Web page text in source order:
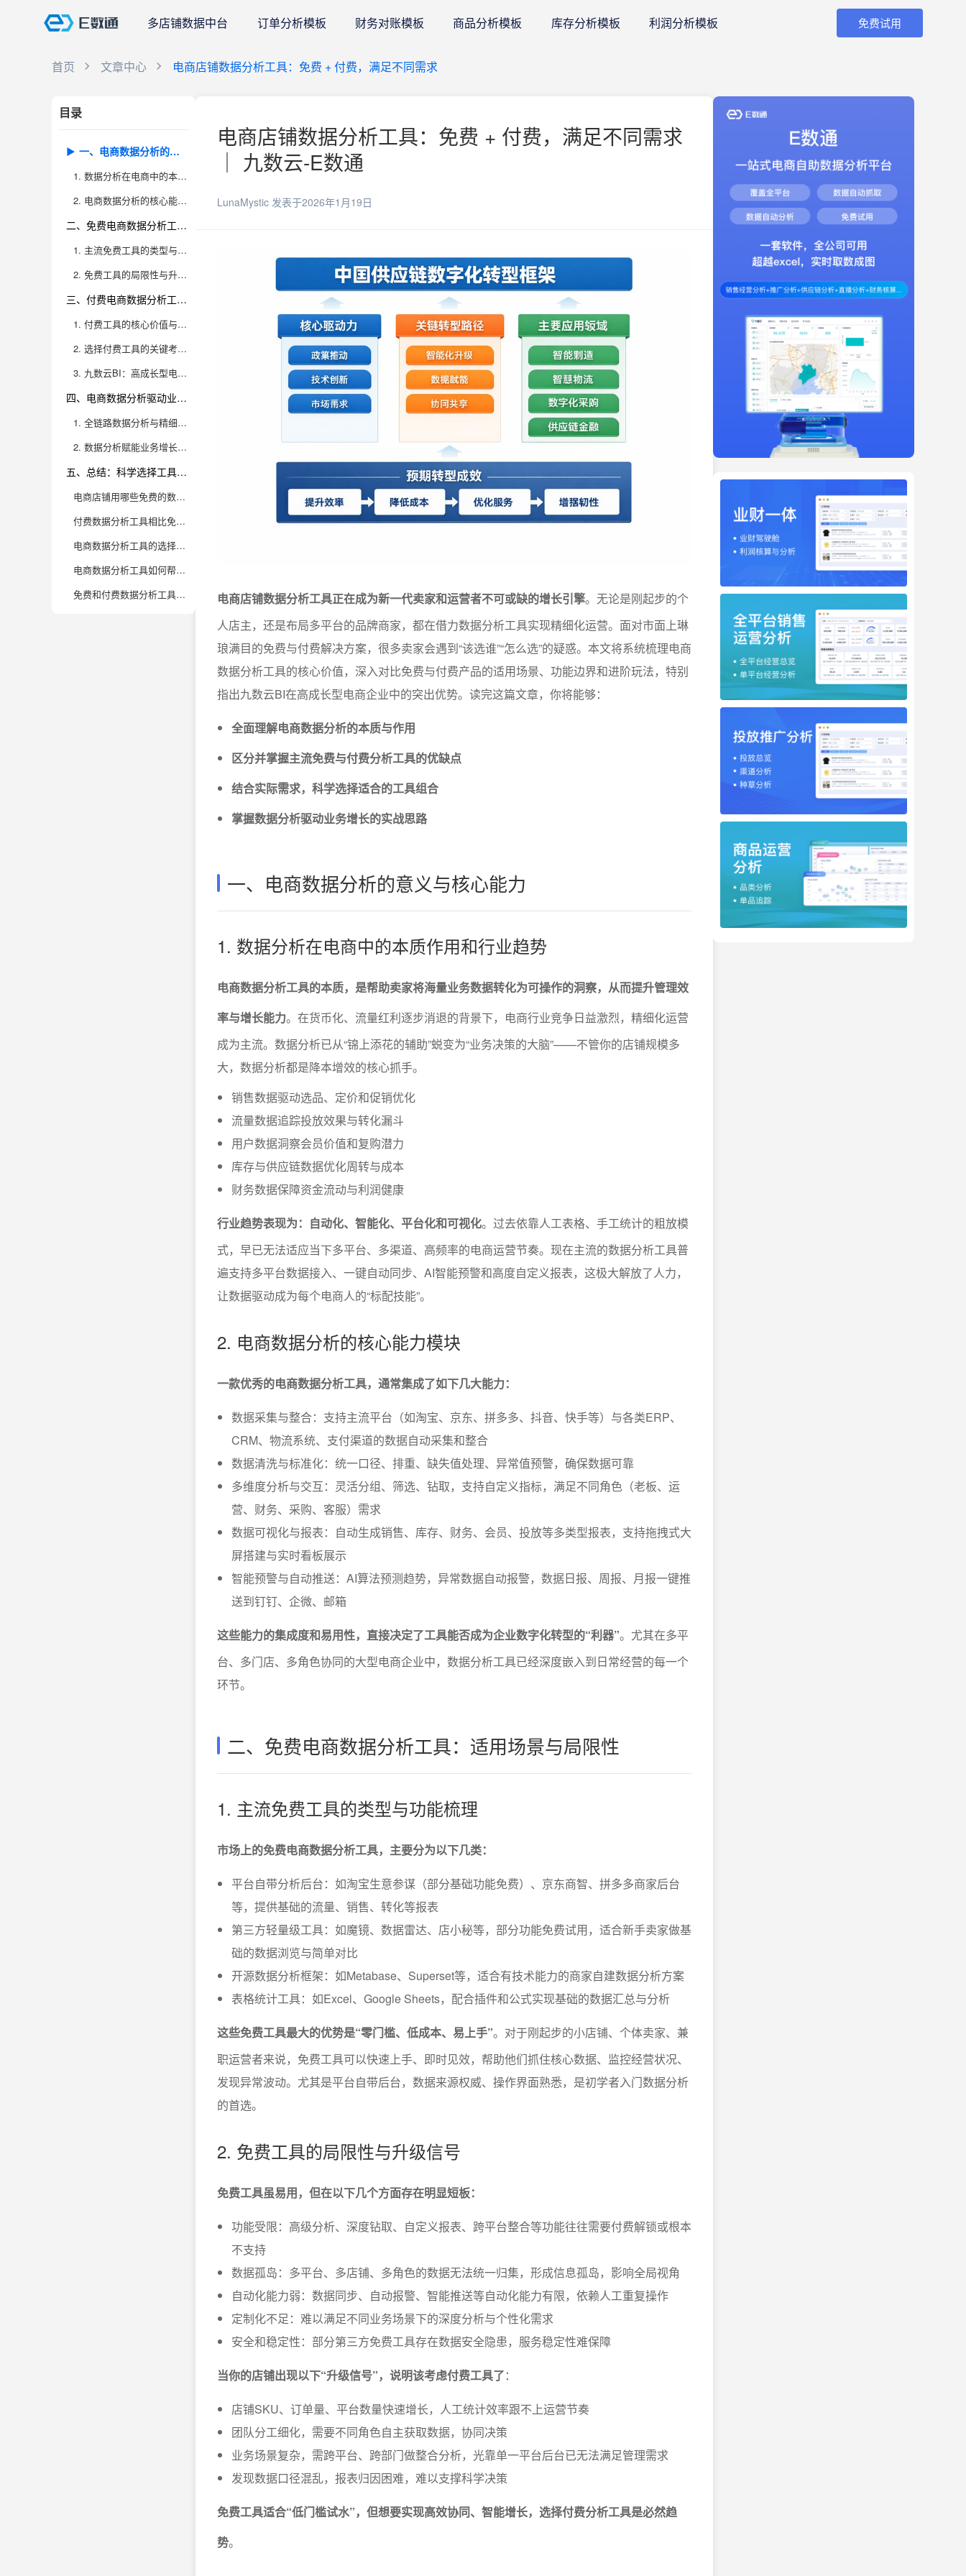
多店铺数据中台 订单分析模板 财务对账模板 商品分析模板 库存分析模板 利润分析模板 免费试用
首页 文章中心 电商店铺数据分析工具：免费 + 付费，满足不同需求
目录
一、电商数据分析的意义与核心能力
1. 数据分析在电商中的本质作用和行业趋势
2. 电商数据分析的核心能力模块
二、免费电商数据分析工具：适用场景与局限性
1. 主流免费工具的类型与功能梳理
2. 免费工具的局限性与升级信号
三、付费电商数据分析工具：全方位赋能与选择策略
1. 付费工具的核心价值与典型场景
2. 选择付费工具的关键考量与对比
3. 九数云BI：高成长型电商企业的首选SAAS BI品牌
四、电商数据分析驱动业务增长的实战策略
1. 全链路数据分析与精细化运营的结合
2. 数据分析赋能业务增长的具体打法
五、总结：科学选择工具，让数据驱动业务腾飞
电商店铺用哪些免费的数据分析工具可以满足基础需求？
付费数据分析工具相比免费工具，能带来哪些实际提升？
电商数据分析工具的选择，应该优先考虑哪些核心功能？
电商数据分析工具如何帮助企业实现精细化运营和业绩增长？
免费和付费数据分析工具如何搭配使用，才能更高效提升电商店铺运营？
电商店铺数据分析工具：免费 + 付费，满足不同需求
｜ 九数云-E数通
LunaMystic 发表于2026年1月19日
电商店铺数据分析工具正在成为新一代卖家和运营者不可或缺的增长引擎。无论是刚起步的个
人店主，还是布局多平台的品牌商家，都在借力数据分析工具实现精细化运营。面对市面上琳
琅满目的免费与付费解决方案，很多卖家会遇到“该选谁”“怎么选”的疑惑。本文将系统梳理电商
数据分析工具的核心价值，深入对比免费与付费产品的适用场景、功能边界和进阶玩法，特别
指出九数云BI在高成长型电商企业中的突出优势。读完这篇文章，你将能够：
全面理解电商数据分析的本质与作用
区分并掌握主流免费与付费分析工具的优缺点
结合实际需求，科学选择适合的工具组合
掌握数据分析驱动业务增长的实战思路
一、电商数据分析的意义与核心能力
1. 数据分析在电商中的本质作用和行业趋势
电商数据分析工具的本质，是帮助卖家将海量业务数据转化为可操作的洞察，从而提升管理效
率与增长能力。在货币化、流量红利逐步消退的背景下，电商行业竞争日益激烈，精细化运营
成为主流。数据分析已从“锦上添花的辅助”蜕变为“业务决策的大脑”——不管你的店铺规模多
大，数据分析都是降本增效的核心抓手。
销售数据驱动选品、定价和促销优化
流量数据追踪投放效果与转化漏斗
用户数据洞察会员价值和复购潜力
库存与供应链数据优化周转与成本
财务数据保障资金流动与利润健康
行业趋势表现为：自动化、智能化、平台化和可视化。过去依靠人工表格、手工统计的粗放模
式，早已无法适应当下多平台、多渠道、高频率的电商运营节奏。现在主流的数据分析工具普
遍支持多平台数据接入、一键自动同步、AI智能预警和高度自定义报表，这极大解放了人力，
让数据驱动成为每个电商人的“标配技能”。
2. 电商数据分析的核心能力模块
一款优秀的电商数据分析工具，通常集成了如下几大能力：
数据采集与整合：支持主流平台（如淘宝、京东、拼多多、抖音、快手等）与各类ERP、
CRM、物流系统、支付渠道的数据自动采集和整合
数据清洗与标准化：统一口径、排重、缺失值处理、异常值预警，确保数据可靠
多维度分析与交互：灵活分组、筛选、钻取，支持自定义指标，满足不同角色（老板、运
营、财务、采购、客服）需求
数据可视化与报表：自动生成销售、库存、财务、会员、投放等多类型报表，支持拖拽式大
屏搭建与实时看板展示
智能预警与自动推送：AI算法预测趋势，异常数据自动报警，数据日报、周报、月报一键推
送到钉钉、企微、邮箱
这些能力的集成度和易用性，直接决定了工具能否成为企业数字化转型的“利器”。尤其在多平
台、多门店、多角色协同的大型电商企业中，数据分析工具已经深度嵌入到日常经营的每一个
环节。
二、免费电商数据分析工具：适用场景与局限性
1. 主流免费工具的类型与功能梳理
市场上的免费电商数据分析工具，主要分为以下几类：
平台自带分析后台：如淘宝生意参谋（部分基础功能免费）、京东商智、拼多多商家后台
等，提供基础的流量、销售、转化等报表
第三方轻量级工具：如魔镜、数据雷达、店小秘等，部分功能免费试用，适合新手卖家做基
础的数据浏览与简单对比
开源数据分析框架：如Metabase、Superset等，适合有技术能力的商家自建数据分析方案
表格统计工具：如Excel、Google Sheets，配合插件和公式实现基础的数据汇总与分析
这些免费工具最大的优势是“零门槛、低成本、易上手”。对于刚起步的小店铺、个体卖家、兼
职运营者来说，免费工具可以快速上手、即时见效，帮助他们抓住核心数据、监控经营状况、
发现异常波动。尤其是平台自带后台，数据来源权威、操作界面熟悉，是初学者入门数据分析
的首选。
2. 免费工具的局限性与升级信号
免费工具虽易用，但在以下几个方面存在明显短板：
功能受限：高级分析、深度钻取、自定义报表、跨平台整合等功能往往需要付费解锁或根本
不支持
数据孤岛：多平台、多店铺、多角色的数据无法统一归集，形成信息孤岛，影响全局视角
自动化能力弱：数据同步、自动报警、智能推送等自动化能力有限，依赖人工重复操作
定制化不足：难以满足不同业务场景下的深度分析与个性化需求
安全和稳定性：部分第三方免费工具存在数据安全隐患，服务稳定性难保障
当你的店铺出现以下“升级信号”，说明该考虑付费工具了：
店铺SKU、订单量、平台数量快速增长，人工统计效率跟不上运营节奏
团队分工细化，需要不同角色自主获取数据，协同决策
业务场景复杂，需跨平台、跨部门做整合分析，光靠单一平台后台已无法满足管理需求
发现数据口径混乱，报表归因困难，难以支撑科学决策
免费工具适合“低门槛试水”，但想要实现高效协同、智能增长，选择付费分析工具是必然趋
势。